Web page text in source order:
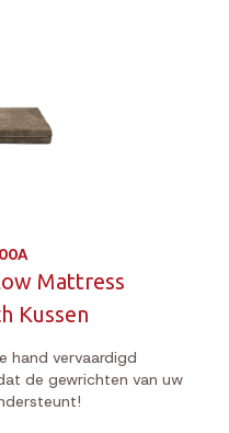
Mattress
Kussen
hand vervaardigd
de gewrichten van uw